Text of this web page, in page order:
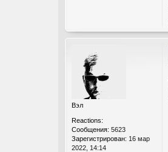
Вэл
Reactions:
Сообщения: 5623
Зарегистрирован: 16 мар
2022, 14:14